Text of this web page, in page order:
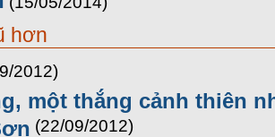
hơn
2012)
một thắng cảnh thiên
(22/09/2012)